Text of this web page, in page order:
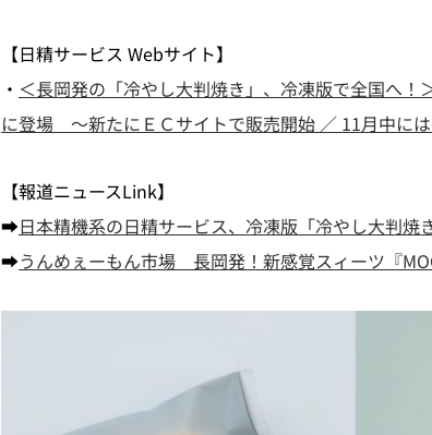
【日精サービス Webサイト】
・ ＜長岡発の「冷やし大判焼き」、冷凍版で全国へ
に登場 ～新たにＥＣサイトで販売開始 ／ 11月中に
【報道ニュースLink】
➡日本精機系の日精サービス、冷凍版「冷やし大判
➡うんめぇーもん市場 長岡発！新感覚スィーツ『